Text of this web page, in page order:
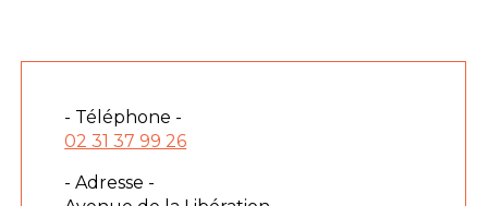
- Téléphone -
02 31 37 99 26
- Adresse -